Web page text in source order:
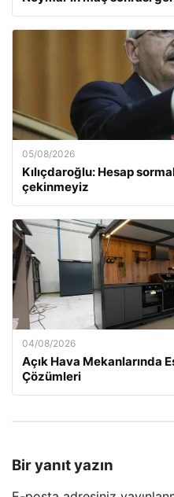
05/08/2026
Kılıçdaroğlu: Hesap
çekinmeyiz
04/08/2026
Açık Hava Mekanlarında
Çözümleri
Bir yanıt yazın